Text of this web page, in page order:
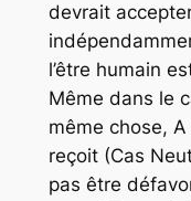
devrait
l’être humain
Même dans le
même chose,
reçoit (Cas
pas être